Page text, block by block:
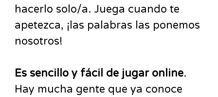
hacerlo solo/a. Juega cuando te
apetezca, ¡las palabras las ponemos
nosotros!
Es sencillo y fácil de jugar online.
Hay mucha gente que ya conoce